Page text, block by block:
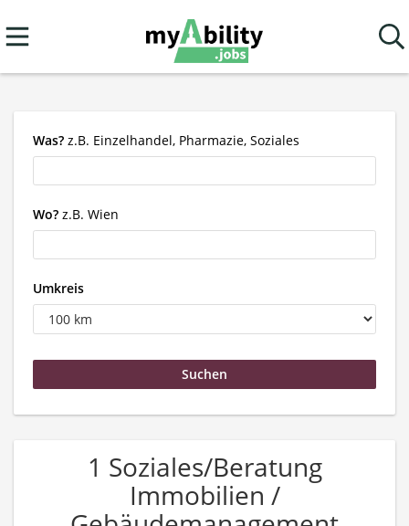
Was? z.B. Einzelhandel, Pharmazie, Soziales
Wo? z.B. Wien
Umkreis
1 Soziales/Beratung
Immobilien /